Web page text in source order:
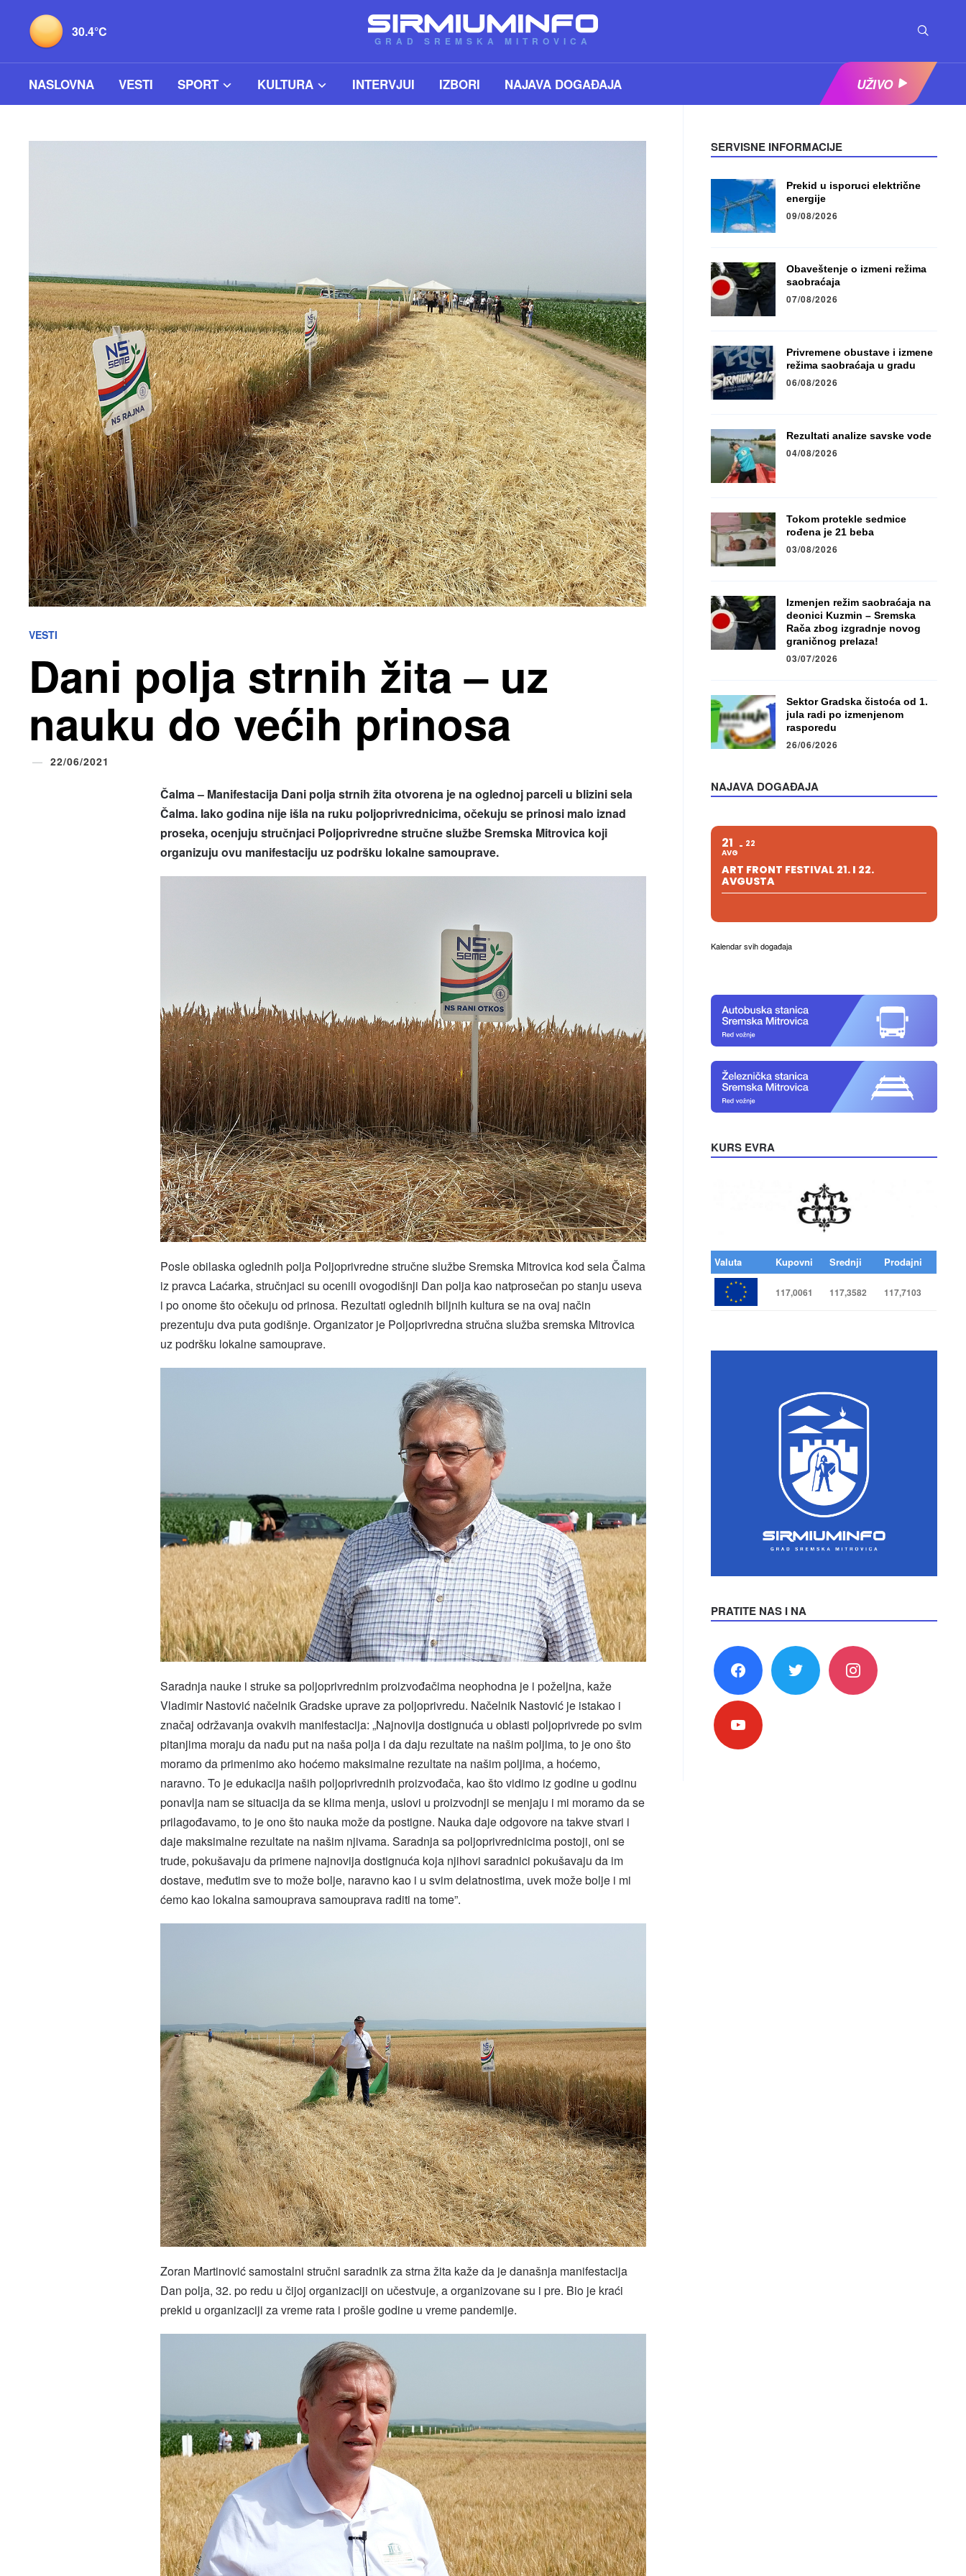
30.4°C
GRAD SREMSKA MITROVICA
NASLOVNA VESTI SPORT KULTURA INTERVJUI IZBORI NAJAVA DOGAĐAJA UŽIVO
VESTI
Dani polja strnih žita – uz
nauku do većih prinosa
22/06/2021
Čalma – Manifestacija Dani polja strnih žita otvorena je na oglednoj parceli u blizini sela
Čalma. Iako godina nije išla na ruku poljoprivrednicima, očekuju se prinosi malo iznad
proseka, ocenjuju stručnjaci Poljoprivredne stručne službe Sremska Mitrovica koji
organizuju ovu manifestaciju uz podršku lokalne samouprave.
Posle obilaska oglednih polja Poljoprivredne stručne službe Sremska Mitrovica kod sela Čalma
iz pravca Laćarka, stručnjaci su ocenili ovogodišnji Dan polja kao natprosečan po stanju useva
i po onome što očekuju od prinosa. Rezultati oglednih biljnih kultura se na ovaj način
prezentuju dva puta godišnje. Organizator je Poljoprivredna stručna služba sremska Mitrovica
uz podršku lokalne samouprave.
Saradnja nauke i struke sa poljoprivrednim proizvođačima neophodna je i poželjna, kaže
Vladimir Nastović načelnik Gradske uprave za poljoprivredu. Načelnik Nastović je istakao i
značaj održavanja ovakvih manifestacija: „Najnovija dostignuća u oblasti poljoprivrede po svim
pitanjima moraju da nađu put na naša polja i da daju rezultate na našim poljima, to je ono što
moramo da primenimo ako hoćemo maksimalne rezultate na našim poljima, a hoćemo,
naravno. To je edukacija naših poljoprivrednih proizvođača, kao što vidimo iz godine u godinu
ponavlja nam se situacija da se klima menja, uslovi u proizvodnji se menjaju i mi moramo da se
prilagođavamo, to je ono što nauka može da postigne. Nauka daje odgovore na takve stvari i
daje maksimalne rezultate na našim njivama. Saradnja sa poljoprivrednicima postoji, oni se
trude, pokušavaju da primene najnovija dostignuća koja njihovi saradnici pokušavaju da im
dostave, međutim sve to može bolje, naravno kao i u svim delatnostima, uvek može bolje i mi
ćemo kao lokalna samouprava samouprava raditi na tome”.
Zoran Martinović samostalni stručni saradnik za strna žita kaže da je današnja manifestacija
Dan polja, 32. po redu u čijoj organizaciji on učestvuje, a organizovane su i pre. Bio je kraći
prekid u organizaciji za vreme rata i prošle godine u vreme pandemije.
SERVISNE INFORMACIJE
Prekid u isporuci električne
energije
09/08/2026
Obaveštenje o izmeni režima
saobraćaja
07/08/2026
Privremene obustave i izmene
režima saobraćaja u gradu
06/08/2026
Rezultati analize savske vode
04/08/2026
Tokom protekle sedmice
rođena je 21 beba
03/08/2026
Izmenjen režim saobraćaja na
deonici Kuzmin – Sremska
Rača zbog izgradnje novog
graničnog prelaza!
03/07/2026
Sektor Gradska čistoća od 1.
jula radi po izmenjenom
rasporedu
26/06/2026
NAJAVA DOGAĐAJA
21
AVG
22
ART FRONT FESTIVAL 21. I 22.
AVGUSTA
Kalendar svih događaja
KURS EVRA
Valuta Kupovni Srednji Prodajni
117,0061 117,3582 117,7103
PRATITE NAS I NA
facebook twitter instagram
youtube